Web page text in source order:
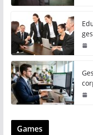
Games